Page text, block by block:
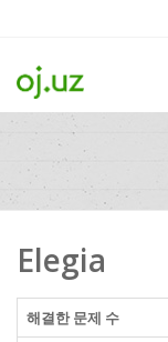
Elegia
해결한 문제 수